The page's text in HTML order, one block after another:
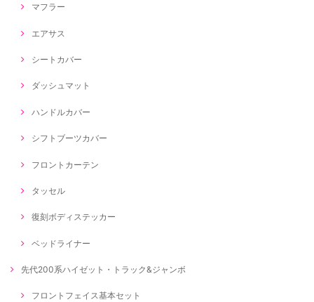
マフラー
エアサス
シートカバー
ダッシュマット
ハンドルカバー
シフトブーツカバー
フロントカーテン
タッセル
復刻ボディステッカー
ベッドライナー
先代200系ハイゼット・トラック&ジャンボ
フロントフェイス基本セット